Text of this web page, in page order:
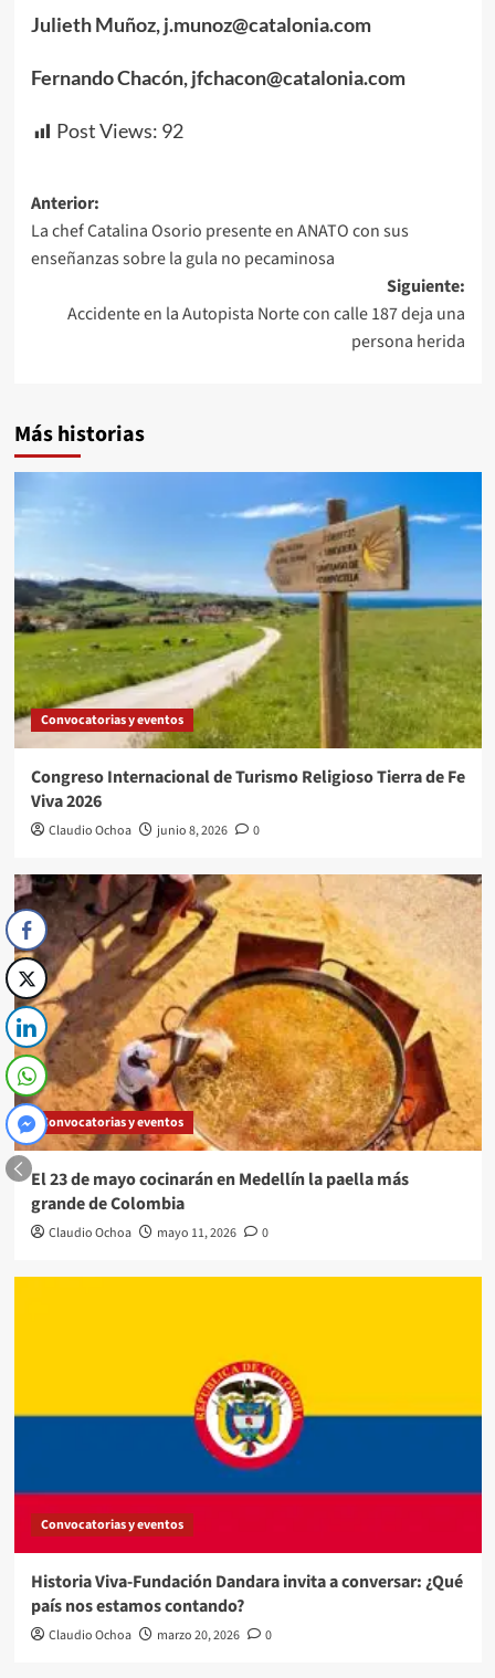
Julieth Muñoz, j.munoz@catalonia.com
Fernando Chacón, jfchacon@catalonia.com
Post Views: 92
Navegación
de
entradas
Anterior:
La chef Catalina Osorio presente en ANATO con sus
enseñanzas sobre la gula no pecaminosa
Siguiente:
Accidente en la Autopista Norte con calle 187 deja una
persona herida
Más historias
Convocatorias y eventos
Congreso Internacional de Turismo Religioso Tierra de Fe
Viva 2026
Claudio Ochoa junio 8, 2026 0
Convocatorias y eventos
El 23 de mayo cocinarán en Medellín la paella más
grande de Colombia
Claudio Ochoa mayo 11, 2026 0
Convocatorias y eventos
Historia Viva-Fundación Dandara invita a conversar: ¿Qué
país nos estamos contando?
Claudio Ochoa marzo 20, 2026 0